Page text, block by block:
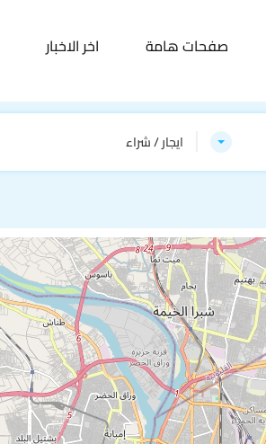
صفحات هامة اخر الاخبار
ايجار / شراء